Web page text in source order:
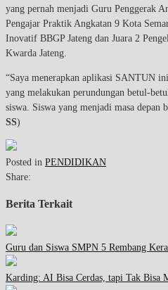
yang pernah menjadi Guru Penggerak
Pengajar Praktik Angkatan 9 Kota
Inovatif BBGP Jateng dan Juara 2
Kwarda Jateng.
“Saya menerapkan aplikasi SANTUN
yang melakukan perundungan betul-
siswa. Siswa yang menjadi masa depan
SS)
Posted in PENDIDIKAN
Share:
Berita Terkait
Guru dan Siswa SMPN 5 Rembang
Karding: AI Bisa Cerdas, tapi Tak Bisa